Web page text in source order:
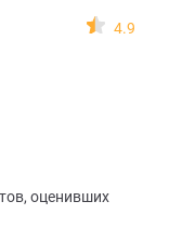
4.9
оценивших